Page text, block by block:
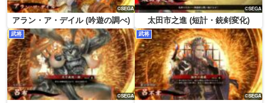
アラン・ア・デイル (吟遊の調べ) 太田市之進 (短計・銃剣変化)
武将 武将